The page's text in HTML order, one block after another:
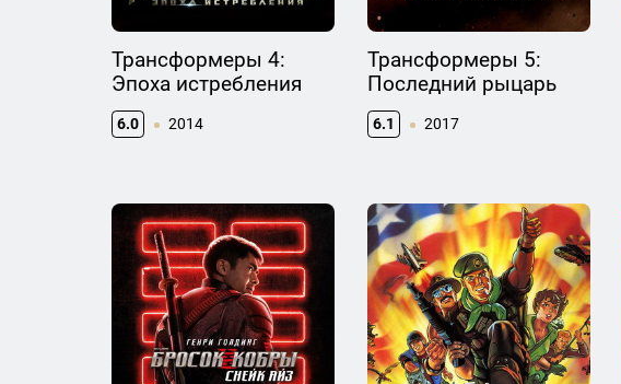
Трансформеры 4:
Эпоха истребления
6.0 2014
Трансформеры 5:
Последний рыцарь
6.1 2017